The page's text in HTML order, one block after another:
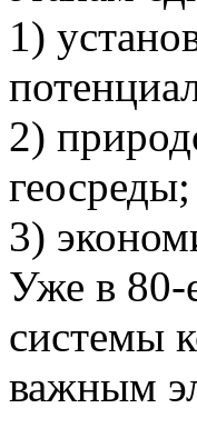
1)
2)
геосреды;
3)
Уже в 80-
системы
важным